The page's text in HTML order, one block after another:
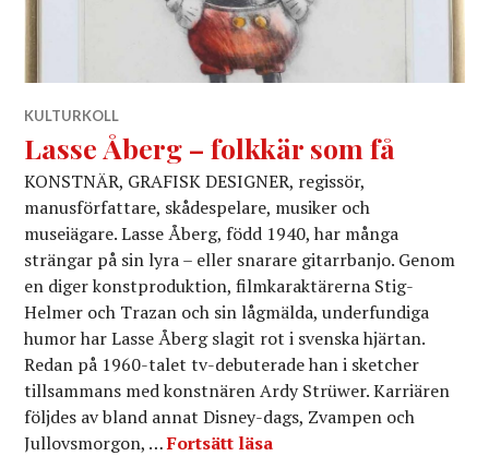
KULTURKOLL
Lasse Åberg – folkkär som få
KONSTNÄR, GRAFISK DESIGNER, regissör,
manusförfattare, skådespelare, musiker och
museiägare. Lasse Åberg, född 1940, har många
strängar på sin lyra – eller snarare gitarrbanjo. Genom
en diger konstproduktion, filmkaraktärerna Stig-
Helmer och Trazan och sin lågmälda, underfundiga
humor har Lasse Åberg slagit rot i svenska hjärtan.
Redan på 1960-talet tv-debuterade han i sketcher
tillsammans med konstnären Ardy Strüwer. Karriären
följdes av bland annat Disney-dags, Zvampen och
Jullovsmorgon, …Fortsätt läsaLasse Åberg – folkkär